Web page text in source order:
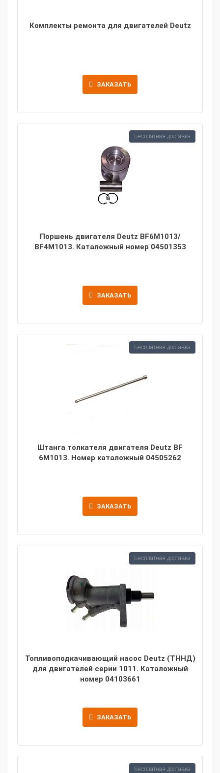
Комплекты ремонта для двигателей Deutz
ЗАКАЗАТЬ
Поршень двигателя Deutz BF6M1013/
BF4M1013. Каталожный номер 04501353
ЗАКАЗАТЬ
Бесплатная доставка
Штанга толкателя двигателя Deutz BF
6M1013. Номер каталожный 04505262
ЗАКАЗАТЬ
Бесплатная доставка
Топливоподкачивающий насос Deutz (ТННД)
для двигателей серии 1011. Каталожный
номер 04103661
ЗАКАЗАТЬ
Бесплатная доставка
Бесплатная доставка